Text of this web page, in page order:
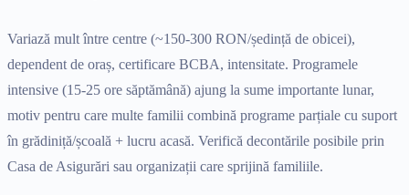
Variază mult între centre (~150-300 RON/ședință de obicei),
dependent de oraș, certificare BCBA, intensitate. Programele
intensive (15-25 ore săptămână) ajung la sume importante lunar,
motiv pentru care multe familii combină programe parțiale cu suport
în grădiniță/școală + lucru acasă. Verifică decontările posibile prin
Casa de Asigurări sau organizații care sprijină familiile.